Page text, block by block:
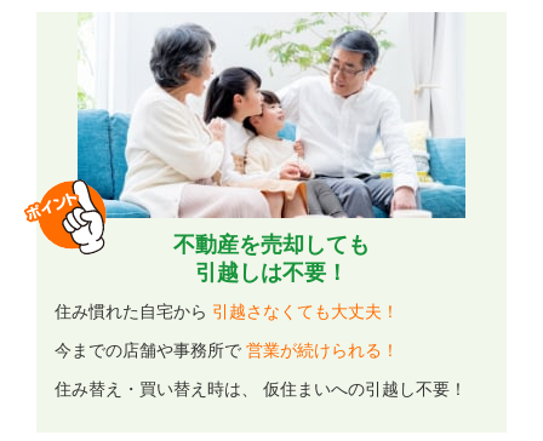
不動産を売却しても
引越しは不要！
住み慣れた自宅から 引越さなくても大丈夫！
今までの店舗や事務所で営業が続けられる！
住み替え・買い替え時は、 仮住まいへの引越し不要！